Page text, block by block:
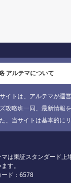
アルテマについて
イトは、アルテマが運
攻略班一同、最新情報
、当サイトは基本的に
マは東証スタンダード上
す。
ード：6578